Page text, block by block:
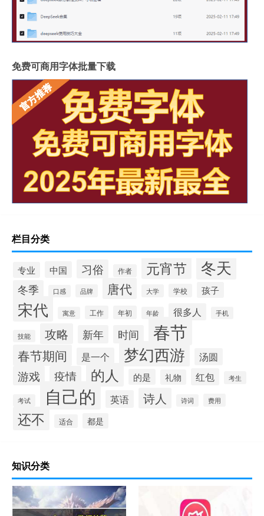
免费可商用字体批量下载
栏目分类
专业 中国 习俗 作者 元宵节 冬天
冬季 口感 品牌 唐代 大学 学校 孩子
宋代 寓意 工作 年初 年龄 很多人 手机
技能 攻略 新年 时间 春节
春节期间 是一个 梦幻西游 汤圆
游戏 疫情 的人 的是 礼物 红包 考生
考试 自己的 英语 诗人 诗词 费用
还不 适合 都是
知识分类